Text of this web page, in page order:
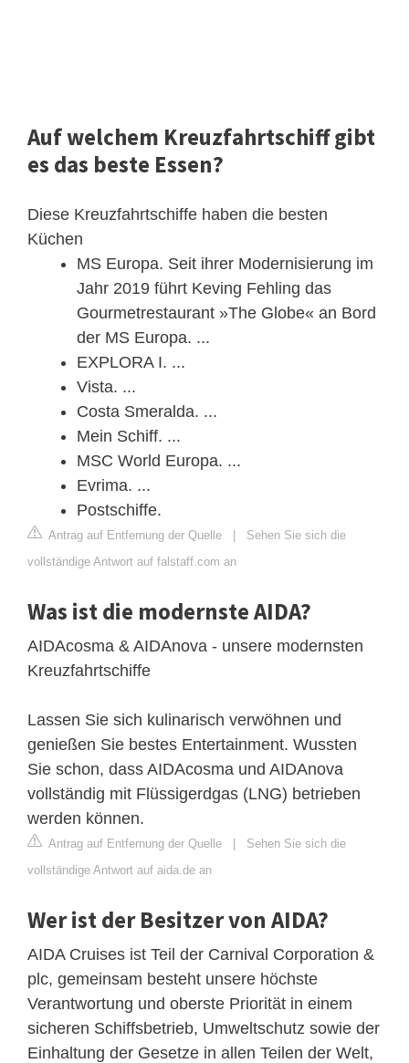
Auf welchem Kreuzfahrtschiff gibt
es das beste Essen?
Diese Kreuzfahrtschiffe haben die besten
Küchen
MS Europa. Seit ihrer Modernisierung im
Jahr 2019 führt Keving Fehling das
Gourmetrestaurant »The Globe« an Bord
der MS Europa. ...
EXPLORA I. ...
Vista. ...
Costa Smeralda. ...
Mein Schiff. ...
MSC World Europa. ...
Evrima. ...
Postschiffe.
Antrag auf Entfernung der Quelle | Sehen Sie sich die
vollständige Antwort auf falstaff.com an
Was ist die modernste AIDA?
AIDAcosma & AIDAnova - unsere modernsten
Kreuzfahrtschiffe
Lassen Sie sich kulinarisch verwöhnen und
genießen Sie bestes Entertainment. Wussten
Sie schon, dass AIDAcosma und AIDAnova
vollständig mit Flüssigerdgas (LNG) betrieben
werden können.
Antrag auf Entfernung der Quelle | Sehen Sie sich die
vollständige Antwort auf aida.de an
Wer ist der Besitzer von AIDA?
AIDA Cruises ist Teil der Carnival Corporation &
plc, gemeinsam besteht unsere höchste
Verantwortung und oberste Priorität in einem
sicheren Schiffsbetrieb, Umweltschutz sowie der
Einhaltung der Gesetze in allen Teilen der Welt,